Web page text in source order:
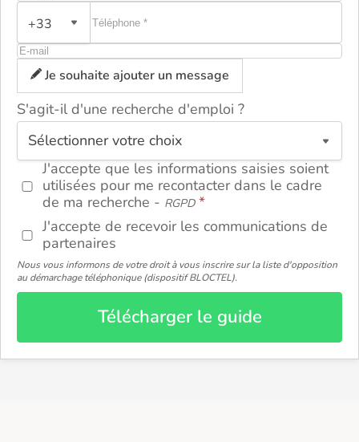
+33
Je souhaite ajouter un message
S'agit-il d'une recherche d'emploi ?
J'accepte que les informations saisies soient
utilisées pour me recontacter dans le cadre
de ma recherche - RGPD
J'accepte de recevoir les communications de
partenaires
Nous vous informons de votre droit à vous inscrire sur la liste d'opposition
au démarchage téléphonique (dispositif BLOCTEL).
Télécharger le guide
ou